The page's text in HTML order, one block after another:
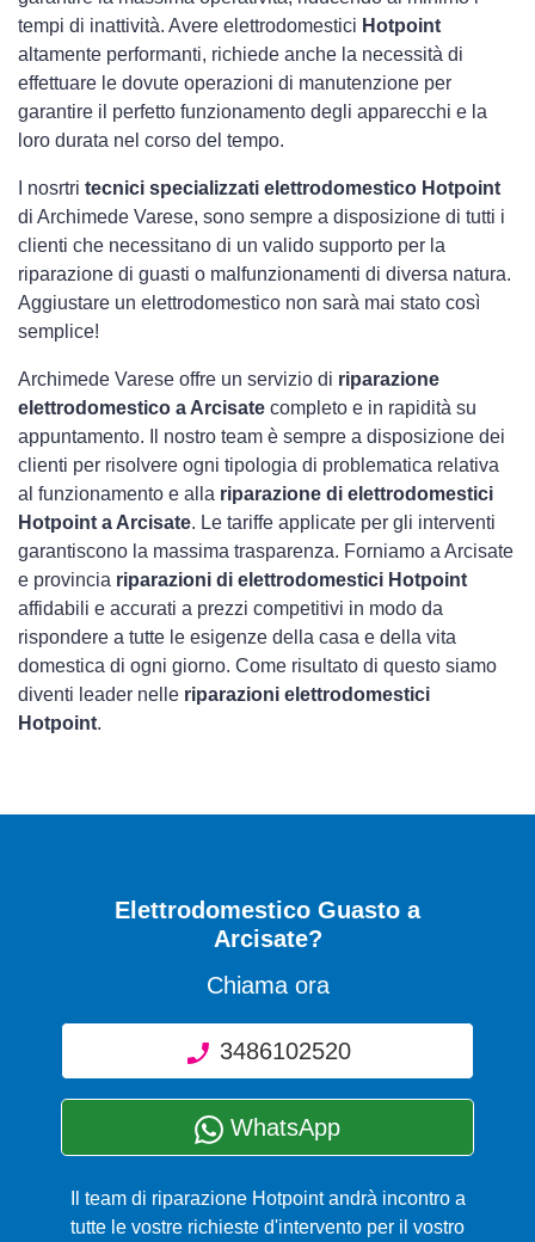
tempi di inattività. Avere elettrodomestici Hotpoint
altamente performanti, richiede anche la necessità di
effettuare le dovute operazioni di manutenzione per
garantire il perfetto funzionamento degli apparecchi e la
loro durata nel corso del tempo.
I nosrtri tecnici specializzati elettrodomestico Hotpoint
di Archimede Varese, sono sempre a disposizione di tutti i
clienti che necessitano di un valido supporto per la
riparazione di guasti o malfunzionamenti di diversa natura.
Aggiustare un elettrodomestico non sarà mai stato così
semplice!
Archimede Varese offre un servizio di riparazione
elettrodomestico a Arcisate completo e in rapidità su
appuntamento. Il nostro team è sempre a disposizione dei
clienti per risolvere ogni tipologia di problematica relativa
al funzionamento e alla riparazione di elettrodomestici
Hotpoint a Arcisate. Le tariffe applicate per gli interventi
garantiscono la massima trasparenza. Forniamo a Arcisate
e provincia riparazioni di elettrodomestici Hotpoint
affidabili e accurati a prezzi competitivi in modo da
rispondere a tutte le esigenze della casa e della vita
domestica di ogni giorno. Come risultato di questo siamo
diventi leader nelle riparazioni elettrodomestici
Hotpoint.
Elettrodomestico Guasto a
Arcisate?
Chiama ora
3486102520
WhatsApp
Il team di riparazione Hotpoint andrà incontro a
tutte le vostre richieste d'intervento per il vostro